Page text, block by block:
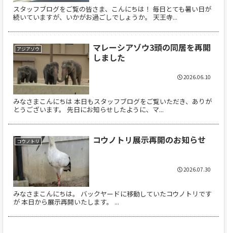
スタッフブログをご覧の皆さま、こんにちは！ 毎日とても暑い日が
続いていますが、いかがお過ごしでしょうか。 天王寺...
アジアゾウ
マレーシアゾウ3頭の同居を再開
しました
みなさまこんにちは 本日もスタッフブログをご覧いただき、ありが
とうございます。 先日にお知らせしたように、マ...
2026.06.10
コウノトリ コウノトリ展示再開のお知らせ
みなさまこんにちは。 バックヤードに移動していたコウノトリです
が 本日から展示再開いたします。 ...
2026.07.30